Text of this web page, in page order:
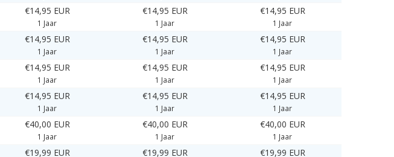
€14,95 EUR
1 Jaar
€14,95 EUR
1 Jaar
€14,95 EUR
1 Jaar
€14,95 EUR
1 Jaar
€14,95 EUR
1 Jaar
€14,95 EUR
1 Jaar
€14,95 EUR
1 Jaar
€14,95 EUR
1 Jaar
€14,95 EUR
1 Jaar
€14,95 EUR
1 Jaar
€14,95 EUR
1 Jaar
€14,95 EUR
1 Jaar
€40,00 EUR
1 Jaar
€40,00 EUR
1 Jaar
€40,00 EUR
1 Jaar
€19,99 EUR €19,99 EUR €19,99 EUR